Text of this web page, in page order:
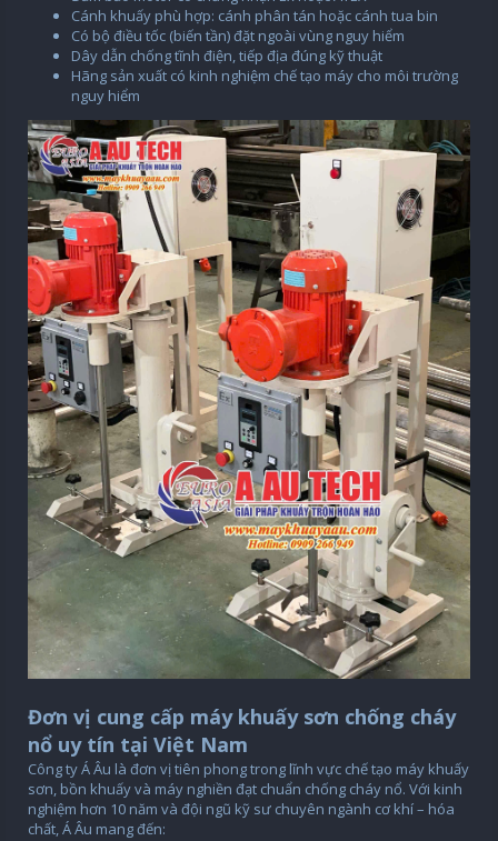
Cánh khuấy phù hợp: cánh phân tán hoặc cánh tua bin
Có bộ điều tốc (biến tần) đặt ngoài vùng nguy hiểm
Dây dẫn chống tĩnh điện, tiếp địa đúng kỹ thuật
Hãng sản xuất có kinh nghiệm chế tạo máy cho môi trường
nguy hiểm
Đơn vị cung cấp máy khuấy sơn chống cháy
nổ uy tín tại Việt Nam
Công ty Á Âu là đơn vị tiên phong trong lĩnh vực chế tạo máy khuấy
sơn, bồn khuấy và máy nghiền đạt chuẩn chống cháy nổ. Với kinh
nghiệm hơn 10 năm và đội ngũ kỹ sư chuyên ngành cơ khí – hóa
chất, Á Âu mang đến: